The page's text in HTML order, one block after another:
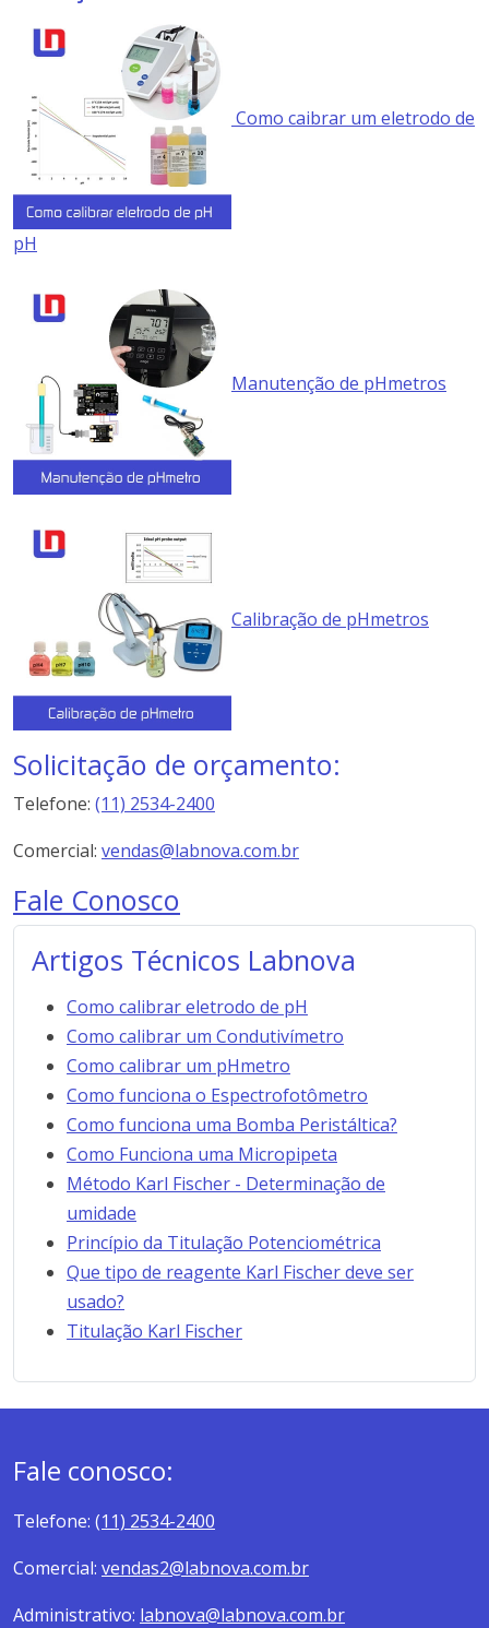
Como caibrar um eletrodo de
pH
Manutenção de pHmetros
Calibração de pHmetros
Solicitação de orçamento:
Telefone: (11) 2534-2400
Comercial: vendas@labnova.com.br
Fale Conosco
Artigos Técnicos Labnova
Como calibrar eletrodo de pH
Como calibrar um Condutivímetro
Como calibrar um pHmetro
Como funciona o Espectrofotômetro
Como funciona uma Bomba Peristáltica?
Como Funciona uma Micropipeta
Método Karl Fischer - Determinação de
umidade
Princípio da Titulação Potenciométrica
Que tipo de reagente Karl Fischer deve ser
usado?
Titulação Karl Fischer
Fale conosco:
Telefone: (11) 2534-2400
Comercial: vendas2@labnova.com.br
Administrativo: labnova@labnova.com.br